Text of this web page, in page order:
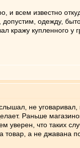
и всем известно
одежду,
кражу купленного
не уговаривал,
Раньше
что таких
а не джавана